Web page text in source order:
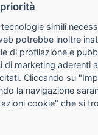
(BS)
simili
potrebbe inoltre
di profilazione e
marketing
Cliccando su
la navigazione
cookie" che si